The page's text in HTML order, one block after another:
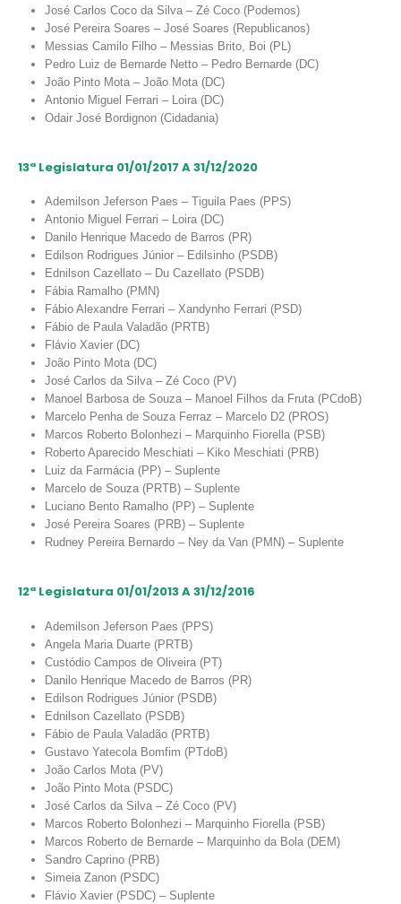
José Carlos Coco da Silva – Zé Coco (Podemos)
José Pereira Soares – José Soares (Republicanos)
Messias Camilo Filho – Messias Brito, Boi (PL)
Pedro Luiz de Bernarde Netto – Pedro Bernarde (DC)
João Pinto Mota – João Mota (DC)
Antonio Miguel Ferrari – Loira (DC)
Odair José Bordignon (Cidadania)
13ª Legislatura 01/01/2017 A 31/12/2020
Ademilson Jeferson Paes – Tiguila Paes (PPS)
Antonio Miguel Ferrari – Loira (DC)
Danilo Henrique Macedo de Barros (PR)
Edilson Rodrigues Júnior – Edilsinho (PSDB)
Ednilson Cazellato – Du Cazellato (PSDB)
Fábia Ramalho (PMN)
Fábio Alexandre Ferrari – Xandynho Ferrari (PSD)
Fábio de Paula Valadão (PRTB)
Flávio Xavier (DC)
João Pinto Mota (DC)
José Carlos da Silva – Zé Coco (PV)
Manoel Barbosa de Souza – Manoel Filhos da Fruta (PCdoB)
Marcelo Penha de Souza Ferraz – Marcelo D2 (PROS)
Marcos Roberto Bolonhezi – Marquinho Fiorella (PSB)
Roberto Aparecido Meschiati – Kiko Meschiati (PRB)
Luiz da Farmácia (PP) – Suplente
Marcelo de Souza (PRTB) – Suplente
Luciano Bento Ramalho (PP) – Suplente
José Pereira Soares (PRB) – Suplente
Rudney Pereira Bernardo – Ney da Van (PMN) – Suplente
12ª Legislatura 01/01/2013 A 31/12/2016
Ademilson Jeferson Paes (PPS)
Angela Maria Duarte (PRTB)
Custódio Campos de Oliveira (PT)
Danilo Henrique Macedo de Barros (PR)
Edilson Rodrigues Júnior (PSDB)
Ednilson Cazellato (PSDB)
Fábio de Paula Valadão (PRTB)
Gustavo Yatecola Bomfim (PTdoB)
João Carlos Mota (PV)
João Pinto Mota (PSDC)
José Carlos da Silva – Zé Coco (PV)
Marcos Roberto Bolonhezi – Marquinho Fiorella (PSB)
Marcos Roberto de Bernarde – Marquinho da Bola (DEM)
Sandro Caprino (PRB)
Simeia Zanon (PSDC)
Flávio Xavier (PSDC) – Suplente